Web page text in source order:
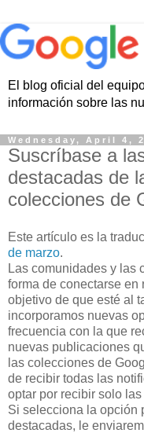
El blog oficial del
información sobre las
Wednesday, April 4,
Suscríbase a
destacadas de
colecciones de
Este artículo es la
de marzo.
Las comunidades y las
forma de conectarse en
objetivo de que esté al
incorporamos nuevas
frecuencia con la que
nuevas publicaciones
las colecciones de
de recibir todas las
optar por recibir solo
Si selecciona la opción
destacadas, le